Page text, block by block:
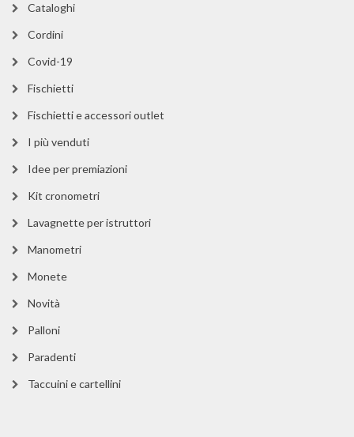
Cataloghi
Cordini
Covid-19
Fischietti
Fischietti e accessori outlet
I più venduti
Idee per premiazioni
Kit cronometri
Lavagnette per istruttori
Manometri
Monete
Novità
Palloni
Paradenti
Taccuini e cartellini